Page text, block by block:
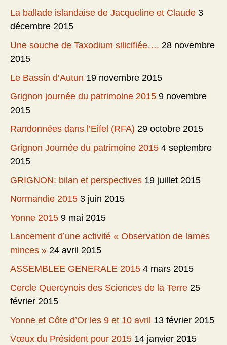
La ballade islandaise de Jacqueline et Claude 3
décembre 2015
Une souche de Taxodium silicifiée…. 28 novembre
2015
Le Bassin d’Autun 19 novembre 2015
Grignon journée du patrimoine 2015 9 novembre
2015
Randonnées dans l’Eifel (RFA) 29 octobre 2015
Grignon Journée du patrimoine 2015 4 septembre
2015
GRIGNON: bilan et perspectives 19 juillet 2015
Normandie 2015 3 juin 2015
Yonne 2015 9 mai 2015
Lancement d’une activité « Observation de lames
minces » 24 avril 2015
ASSEMBLEE GENERALE 2015 4 mars 2015
Cercle Quercynois des Sciences de la Terre 25
février 2015
Yonne et Côte d’Or les 9 et 10 avril 13 février 2015
Vœux du Président pour 2015 14 janvier 2015